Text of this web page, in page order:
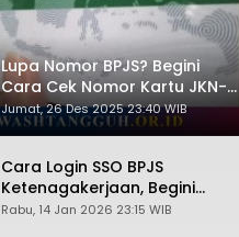
Lupa Nomor BPJS? Begini
Cara Cek Nomor Kartu JKN-
KIS dengan NIK KTP
Jumat, 26 Des 2025 23:40 WIB
Cara Login SSO BPJS
Ketenagakerjaan, Begini
Tutorial Lengkap dan
Rabu, 14 Jan 2026 23:15 WIB